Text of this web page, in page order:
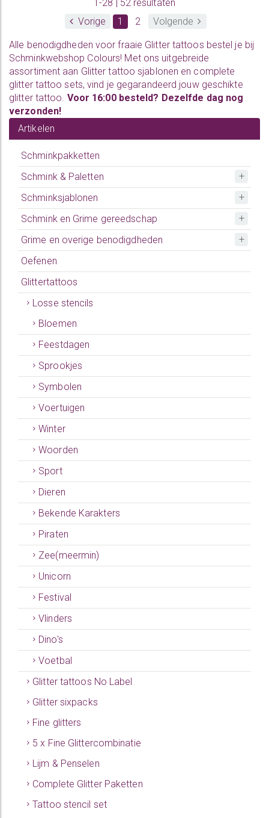
1-28 | 52 resultaten
Vorige
1 2 Volgende
Alle benodigdheden voor fraaie Glitter tattoos bestel je bij
Schminkwebshop Colours! Met ons uitgebreide
assortiment aan Glitter tattoo sjablonen en complete
glitter tattoo sets, vind je gegarandeerd jouw geschikte
glitter tattoo. Voor 16:00 besteld? Dezelfde dag nog
verzonden!
Artikelen
Schminkpakketten
Schmink & Paletten
Schminksjablonen
Schmink en Grime gereedschap
Grime en overige benodigdheden
Oefenen
Glittertattoos
Losse stencils
Bloemen
Feestdagen
Sprookjes
Symbolen
Voertuigen
Winter
Woorden
Sport
Dieren
Bekende Karakters
Piraten
Zee(meermin)
Unicorn
Festival
Vlinders
Dino's
Voetbal
Glitter tattoos No Label
Glitter sixpacks
Fine glitters
5 x Fine Glittercombinatie
Lijm & Penselen
Complete Glitter Paketten
Tattoo stencil set